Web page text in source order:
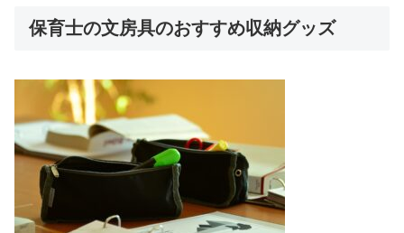
保育士の文房具のおすすめ収納グッズ